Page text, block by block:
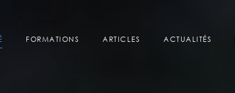
FORMATIONS ARTICLES ACTUALITÉS